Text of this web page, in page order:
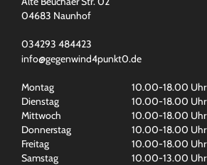
04683 Naunhof
034293 484423
info@gegenwind4punkt0.de
Montag
10.00-18.00 Uhr
Dienstag
10.00-18.00 Uhr
Mittwoch
10.00-18.00 Uhr
Donnerstag
10.00-18.00 Uhr
Freitag
10.00-18.00 Uhr
Samstag
10.00-13.00 Uhr